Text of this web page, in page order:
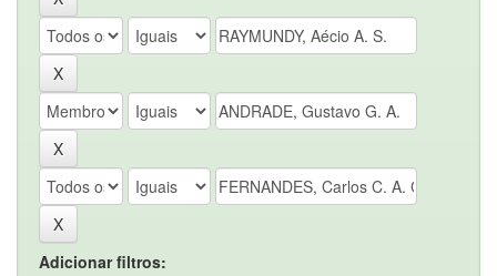
Adicionar filtros: